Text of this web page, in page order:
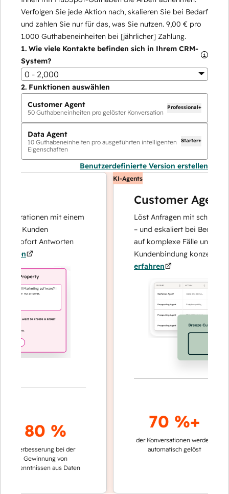
Verfolgen Sie jede Aktion nach, skalieren Sie bei Bedarf
und zahlen Sie nur für das, was Sie nutzen. 9,00 € pro
1.000 Guthabeneinheiten bei [jährlicher] Zahlung.
1. Wie viele Kontakte befinden sich in Ihrem CRM-
System?
0 - 2,000
2. Funktionen auswählen
Customer Agent
50 Guthabeneinheiten pro gelöster Konversation
Professional+
Data Agent
10 Guthabeneinheiten pro ausgeführten intelligenten
Eigenschaften
Starter+
Benutzerdefinierte Version erstellen
mit einem
Kunden
Antworten
80 %
bei der
Gewinnung von
aus Daten
KI-Agents
Customer Agent
Löst Anfragen mit schnellen,
– und eskaliert bei Bedarf,
auf komplexe Fälle und den
Kundenbindung konzentrieren
erfahren
70 %+
der Konversationen werden
automatisch gelöst